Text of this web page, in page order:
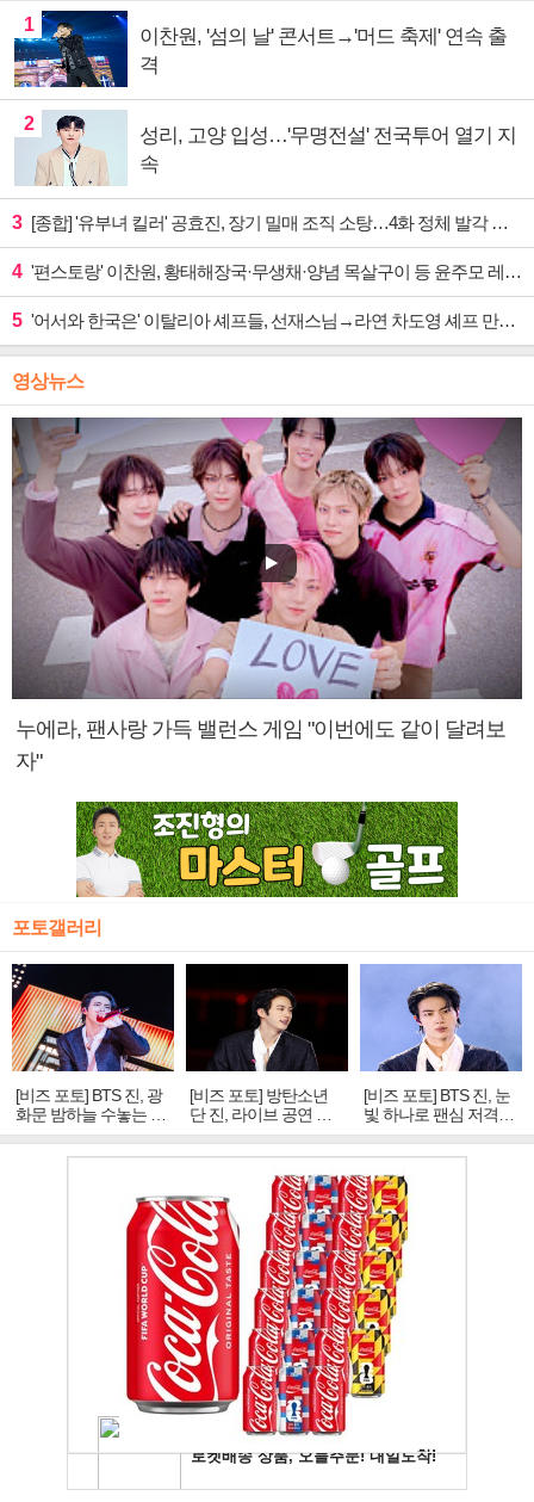
1
이찬원, '섬의 날' 콘서트→'머드 축제' 연속 출
격
2
성리, 고양 입성…'무명전설' 전국투어 열기 지
속
3 [종합] '유부녀 킬러' 공효진, 장기 밀매 조직 소탕…4화 정체 발각 위기 예고
4 '편스토랑' 이찬원, 황태해장국·무생채·양념 목살구이 등 윤주모 레시피 섭렵
5 '어서와 한국은' 이탈리아 셰프들, 선재스님→라연 차도영 셰프 만난다
영상뉴스
누에라, 팬사랑 가득 밸런스 게임 "이번에도 같이 달려보
자"
포토갤러리
[비즈 포토] BTS 진, 광
화문 밤하늘 수놓는 '비
주얼 킹'의 열창
[비즈 포토] 방탄소년
단 진, 라이브 공연 중
빛나는 독보적 아우라
[비즈 포토] BTS 진, 눈
빛 하나로 팬심 저격…
독보적 카리스마